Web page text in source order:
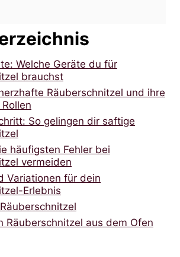
Welche Geräte du für
brauchst
Räuberschnitzel und ihre
So gelingen dir saftige
häufigsten Fehler bei
vermeiden
Variationen für dein
Erlebnis
Räuberschnitzel aus dem Ofen